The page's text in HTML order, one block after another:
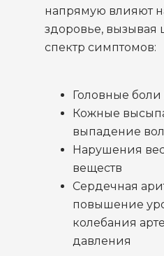
напрямую влияют
здоровье,
спектр симптомов:
Головные
Кожные
выпадение
Нарушения
веществ
Сердечная
повышение
колебания
давления